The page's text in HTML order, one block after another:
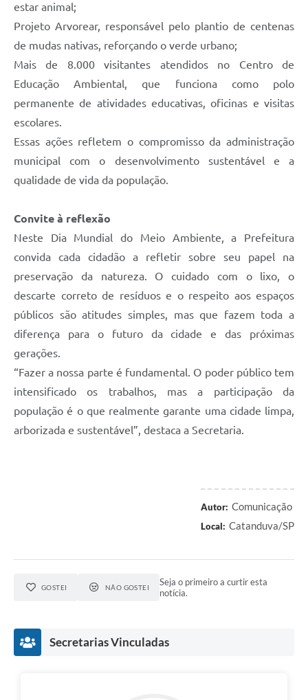
estar animal;
Projeto Arvorear, responsável pelo plantio de centenas
de mudas nativas, reforçando o verde urbano;
Mais de 8.000 visitantes atendidos no Centro de
Educação Ambiental, que funciona como polo
permanente de atividades educativas, oficinas e visitas
escolares.
Essas ações refletem o compromisso da administração
municipal com o desenvolvimento sustentável e a
qualidade de vida da população.
Convite à reflexão
Neste Dia Mundial do Meio Ambiente, a Prefeitura
convida cada cidadão a refletir sobre seu papel na
preservação da natureza. O cuidado com o lixo, o
descarte correto de resíduos e o respeito aos espaços
públicos são atitudes simples, mas que fazem toda a
diferença para o futuro da cidade e das próximas
gerações.
“Fazer a nossa parte é fundamental. O poder público tem
intensificado os trabalhos, mas a participação da
população é o que realmente garante uma cidade limpa,
arborizada e sustentável”, destaca a Secretaria.
Autor: Comunicação
Local: Catanduva/SP
GOSTEI NÃO GOSTEI
Seja o primeiro a curtir esta
notícia.
Secretarias Vinculadas